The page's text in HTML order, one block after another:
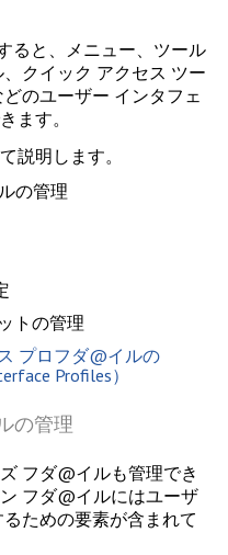
ると、メニュー、ツール
クイック アクセス ツー
のユーザー インタフェ
ます。
説明します。
の管理
トの管理
プロフダ@イルの
Profiles）
の管理
フダ@イルも管理でき
フダ@イルにはユーザ
ための要素が含まれて